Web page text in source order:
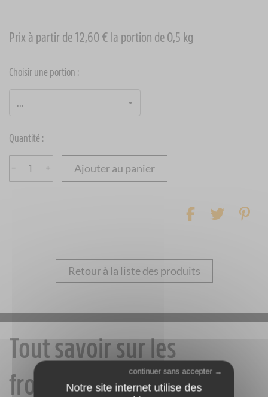
Prix à partir de 12,60 € la portion de 0,5 kg
Choisir une portion :
...
Quantité :
– + Ajouter au panier
Retour à la liste des produits
Tout savoir sur les
fromages Jurassiens
continuer sans accepter →